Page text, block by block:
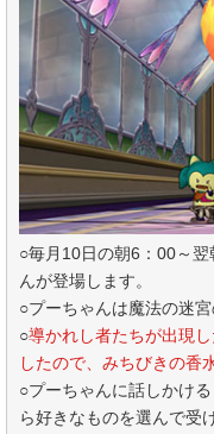
○毎月10日の朝6：00～
んが登場します。
○プーちゃんは魔法の迷
○導かれし者たちが出現
したので、みちびきの香
○プーちゃんに話しかける
ら好きなものを選んで受